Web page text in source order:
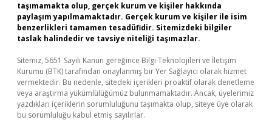
taşımamakta olup, gerçek kurum ve kişiler hakkında
paylaşım yapılmamaktadır. Gerçek kurum ve kişiler ile isim
benzerlikleri tamamen tesadüfidir. Sitemizdeki bilgiler
taslak halindedir ve tavsiye niteliği taşımazlar.
Sitemiz, 5651 Sayılı Kanun gereğince Bilgi Teknolojileri ve İletişim
Kurumu (BTK) tarafından onaylanmış bir Yer Sağlayıcı olarak hizmet
vermektedir. Bu nedenle, sitedeki içerikleri proaktif olarak denetleme
veya araştırma yükümlülüğümüz bulunmamaktadır. Ancak, üyelerimiz
yazdıkları içeriklerin sorumluluğunu taşımakta olup, siteye üye olarak
bu sorumluluğu kabul etmiş sayılırlar.